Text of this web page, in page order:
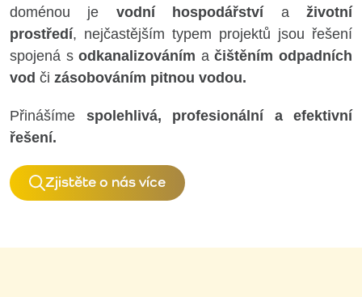
doménou je vodní hospodářství aživotní
prostředí, nejčastějším typem projektů jsou řešení
spojená sodkanalizováním ačištěním odpadních
vod či zásobováním pitnou vodou.
Přinášíme spolehlivá, profesionální a efektivní
řešení.
Zjistěte o nás více